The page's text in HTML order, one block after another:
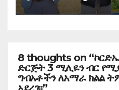
8 thoughts on
ድርጅት 3 ሚሊዬን ብር
ግብአቶችን ለአማራ ክልል